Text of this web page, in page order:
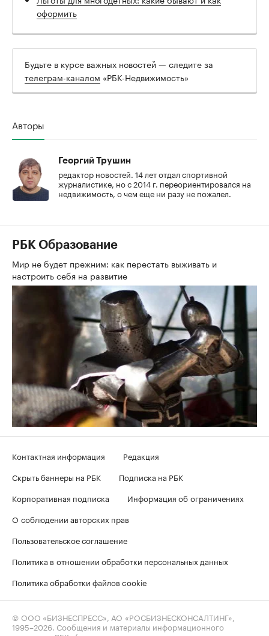
оформить
Будьте в курсе важных новостей — следите за
телеграм-каналом «РБК-Недвижимость»
Авторы
Георгий Трушин
редактор новостей. 14 лет отдал спортивной
журналистике, но с 2014 г. переориентировался на
недвижимость, о чем еще ни разу не пожалел.
РБК Образование
Мир не будет прежним: как перестать выживать и
настроить себя на развитие
Контактная информация
Редакция
Скрыть баннеры на РБК
Подписка на РБК
Корпоративная подписка
Информация об ограничениях
О соблюдении авторских прав
Пользовательское соглашение
Политика в отношении обработки персональных данных
Политика обработки файлов cookie
© ООО «БИЗНЕСПРЕСС», АО «РОСБИЗНЕСКОНСАЛТИНГ»,
1995–2026 . Сообщения и материалы информационного